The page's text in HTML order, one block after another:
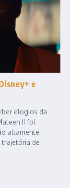
e
elogios da
II foi
altamente
trajetória de